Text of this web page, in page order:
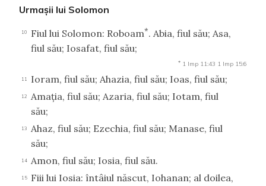
Urmaşii lui Solomon
10 Fiul lui Solomon: Roboam*. Abia, fiul său; Asa,
fiul său; Iosafat, fiul său;
* 1 Imp 11:43 1 Imp 15:6
11 Ioram, fiul său; Ahazia, fiul său; Ioas, fiul său;
12
Amaţia, fiul său; Azaria, fiul său; Iotam, fiul
său;
13
Ahaz, fiul său; Ezechia, fiul său; Manase, fiul
său;
14 Amon, fiul său; Iosia, fiul său.
15
Fiii lui Iosia: întâiul născut, Iohanan; al doilea,